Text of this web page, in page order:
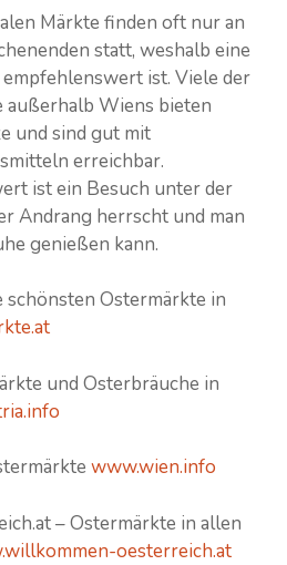
Märkte finden oft nur an
statt, weshalb eine
ist. Viele der
Wiens bieten
und sind gut mit
erreichbar.
ist ein Besuch unter der
Andrang herrscht und man
genießen kann.
schönsten Ostermärkte in
und Osterbräuche in
www.wien.info
– Ostermärkte in allen
oesterreich.at